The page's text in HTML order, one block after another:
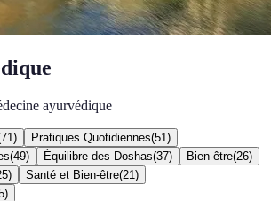
ayurvédique
71 ) Pratiques Quotidiennes(51 )
(49) Équilibre des Doshas(37) Bien-être(26)
) Santé et Bien-être(21 )
)